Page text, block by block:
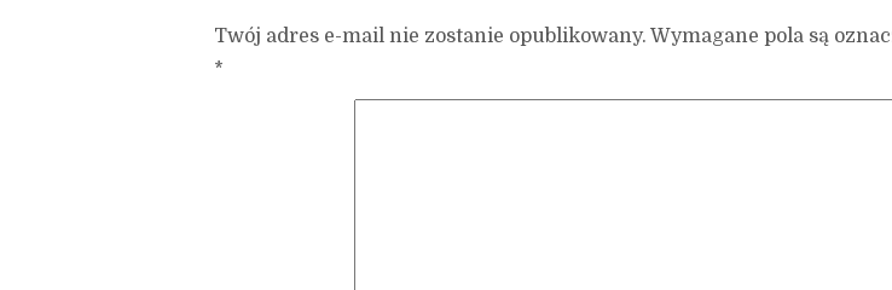
Twój adres e-mail nie zostanie opublikowany. Wymagane pola są
*